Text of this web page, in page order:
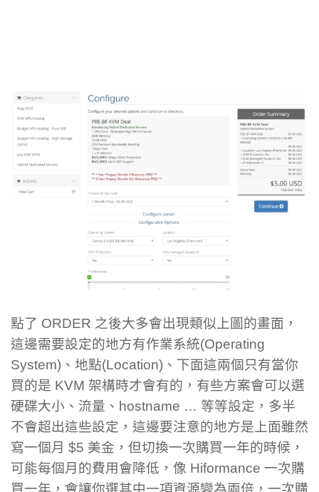
點了 ORDER 之後大多會出現類似上圖的畫面，
這邊需要設定的地方有作業系統(Operating
System)、地點(Location)、下面這兩個只有當你
買的是 KVM 架構時才會有的，有些方案會可以選
硬碟大小、流量、hostname … 等等設定，多半
不會超出這些設定，這邊要注意的地方是上面雖然
寫一個月 $5 美金，但切換一次購買一年的時候，
可能每個月的費用會降低，像 Hiformance 一次購
買一年，會讓你選其中一項資源變為兩倍，一次購